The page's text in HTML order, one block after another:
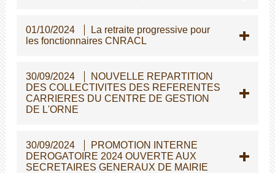
01/10/2024
La retraite progressive pour
les fonctionnaires CNRACL
30/09/2024
NOUVELLE REPARTITION
DES COLLECTIVITES DES REFERENTES
CARRIERES DU CENTRE DE GESTION
DE L'ORNE
30/09/2024
PROMOTION INTERNE
DEROGATOIRE 2024 OUVERTE AUX
SECRETAIRES GENERAUX DE MAIRIE